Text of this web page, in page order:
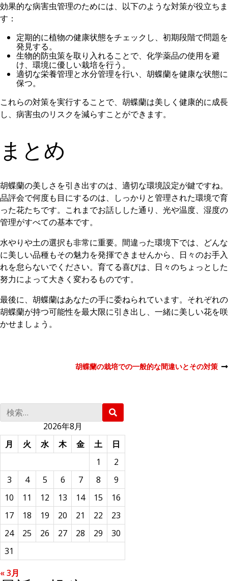
効果的な病害虫管理のためには、以下のような対策が役立ちま
す：
定期的に植物の健康状態をチェックし、初期段階で問題を
発見する。
生物的防虫策を取り入れることで、化学薬品の使用を避
け、環境に優しい栽培を行う。
適切な栄養管理と水分管理を行い、胡蝶蘭を健康な状態に
保つ。
これらの対策を実行することで、胡蝶蘭は美しく健康的に成長
し、病害虫のリスクを減らすことができます。
まとめ
胡蝶蘭の美しさを引き出すのは、適切な環境設定が鍵ですね。
品評会で何度も目にするのは、しっかりと管理された環境で育
った花たちです。これまでお話しした通り、光や温度、湿度の
管理がすべての基本です。
水やりや土の選択も非常に重要。間違った環境下では、どんな
に美しい品種もその魅力を発揮できませんから、日々のお手入
れを怠らないでください。育てる喜びは、日々のちょっとした
努力によって大きく変わるものです。
最後に、胡蝶蘭はあなたの手に委ねられています。それぞれの
胡蝶蘭が持つ可能性を最大限に引き出し、一緒に美しい花を咲
かせましょう。
稿
ナ
ビ
ゲ
ー
シ
ョ
ン
次
胡蝶蘭の栽培での一般的な間違いとその対策
検
索
索
2026年8月
月
火 水 木 金 土
日
1
2
3
4 5 6 7 8
9
10
11 12 13 14 15
16
17
18 19 20 21 22
23
24
25 26 27 28 29
30
31
« 3月